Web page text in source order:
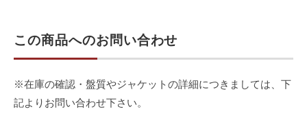
この商品へのお問い合わせ
※在庫の確認・盤質やジャケットの詳細につきましては、下
記よりお問い合わせ下さい。